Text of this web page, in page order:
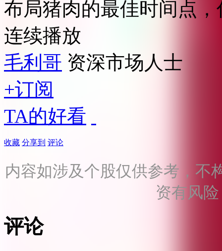
布局猪肉的最佳时间点
连续播放
毛利哥 资深市场人士
+订阅
TA的好看
收藏 分享到 评论
内容如涉及个股仅供参考，不
资有风
评论